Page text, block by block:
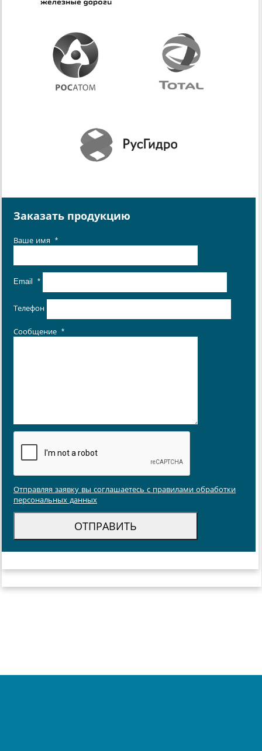
Заказать продукцию
Ваше имя *
Email *
Телефон
Сообщение *
Отправляя заявку вы соглашаетесь с правилами обработки
персональных данных